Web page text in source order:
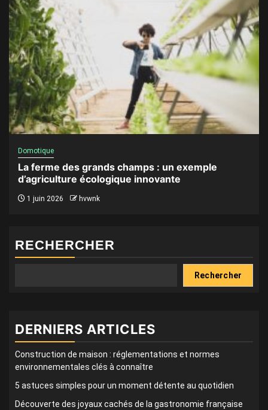
Domotique
La ferme des grands champs : un exemple
d’agriculture écologique innovante
1 juin 2026 hvwnk
RECHERCHER
Rechercher
DERNIERS ARTICLES
Construction de maison : réglementations et normes
environnementales clés à connaître
5 astuces simples pour un moment détente au quotidien
Découverte des joyaux cachés de la gastronomie française